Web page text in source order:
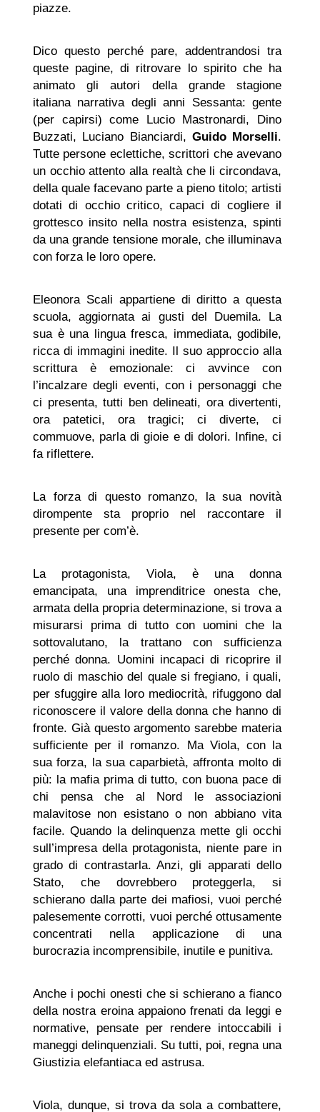
piazze.
Dico questo perché pare, addentrandosi tra
queste pagine, di ritrovare lo spirito che ha
animato gli autori della grande stagione
italiana narrativa degli anni Sessanta: gente
(per capirsi) come Lucio Mastronardi, Dino
Buzzati, Luciano Bianciardi, Guido Morselli.
Tutte persone eclettiche, scrittori che avevano
un occhio attento alla realtà che li circondava,
della quale facevano parte a pieno titolo; artisti
dotati di occhio critico, capaci di cogliere il
grottesco insito nella nostra esistenza, spinti
da una grande tensione morale, che illuminava
con forza le loro opere.
Eleonora Scali appartiene di diritto a questa
scuola, aggiornata ai gusti del Duemila. La
sua è una lingua fresca, immediata, godibile,
ricca di immagini inedite. Il suo approccio alla
scrittura è emozionale: ci avvince con
l’incalzare degli eventi, con i personaggi che
ci presenta, tutti ben delineati, ora divertenti,
ora patetici, ora tragici; ci diverte, ci
commuove, parla di gioie e di dolori. Infine, ci
fa riflettere.
La forza di questo romanzo, la sua novità
dirompente sta proprio nel raccontare il
presente per com’è.
La protagonista, Viola, è una donna
emancipata, una imprenditrice onesta che,
armata della propria determinazione, si trova a
misurarsi prima di tutto con uomini che la
sottovalutano, la trattano con sufficienza
perché donna. Uomini incapaci di ricoprire il
ruolo di maschio del quale si fregiano, i quali,
per sfuggire alla loro mediocrità, rifuggono dal
riconoscere il valore della donna che hanno di
fronte. Già questo argomento sarebbe materia
sufficiente per il romanzo. Ma Viola, con la
sua forza, la sua caparbietà, affronta molto di
più: la mafia prima di tutto, con buona pace di
chi pensa che al Nord le associazioni
malavitose non esistano o non abbiano vita
facile. Quando la delinquenza mette gli occhi
sull’impresa della protagonista, niente pare in
grado di contrastarla. Anzi, gli apparati dello
Stato, che dovrebbero proteggerla, si
schierano dalla parte dei mafiosi, vuoi perché
palesemente corrotti, vuoi perché ottusamente
concentrati nella applicazione di una
burocrazia incomprensibile, inutile e punitiva.
Anche i pochi onesti che si schierano a fianco
della nostra eroina appaiono frenati da leggi e
normative, pensate per rendere intoccabili i
maneggi delinquenziali. Su tutti, poi, regna una
Giustizia elefantiaca ed astrusa.
Viola, dunque, si trova da sola a combattere,